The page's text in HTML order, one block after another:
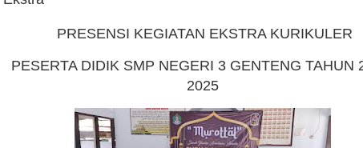
PRESENSI KEGIATAN EKSTRA KURIKULER
PESERTA DIDIK SMP NEGERI 3 GENTENG TAHUN
2025